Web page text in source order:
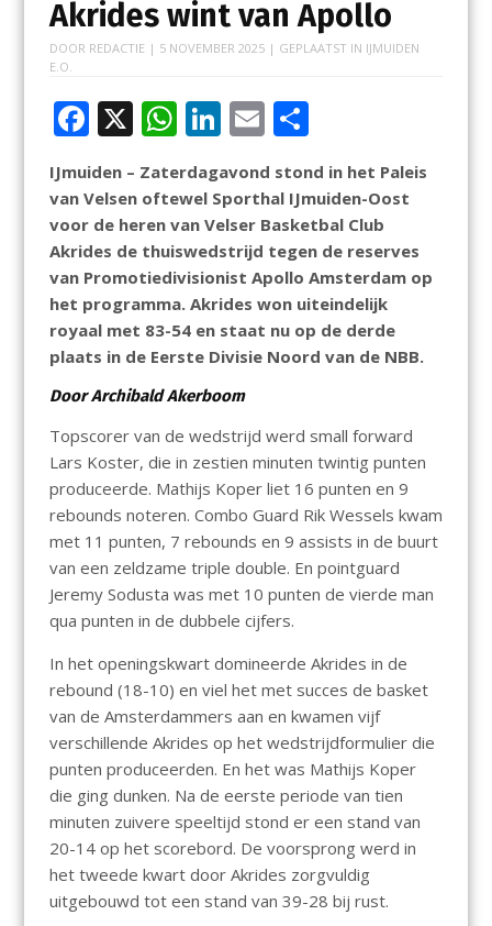
Akrides wint van Apollo
DOOR REDACTIE | 5 NOVEMBER 2025| GEPLAATST IN IJMUIDEN
E.O.
F
ac
e
b
o
o
k
X W
h
at
s
A
p
p
Li
k
e
dI
n
E
m
ai
l
D
el
e
n
IJmuiden – Zaterdagavond stond in het Paleis
van Velsen oftewel Sporthal IJmuiden-Oost
voor de heren van Velser Basketbal Club
Akrides de thuiswedstrijd tegen de reserves
van Promotiedivisionist Apollo Amsterdam op
het programma. Akrides won uiteindelijk
royaal met 83-54 en staat nu op de derde
plaats in de Eerste Divisie Noord van de NBB.
Door Archibald Akerboom
Topscorer van de wedstrijd werd small forward
Lars Koster, die in zestien minuten twintig punten
produceerde. Mathijs Koper liet 16 punten en 9
rebounds noteren. Combo Guard Rik Wessels kwam
met 11 punten, 7 rebounds en 9 assists in de buurt
van een zeldzame triple double. En pointguard
Jeremy Sodusta was met 10 punten de vierde man
qua punten in de dubbele cijfers.
In het openingskwart domineerde Akrides in de
rebound (18-10) en viel het met succes de basket
van de Amsterdammers aan en kwamen vijf
verschillende Akrides op het wedstrijdformulier die
punten produceerden. En het was Mathijs Koper
die ging dunken. Na de eerste periode van tien
minuten zuivere speeltijd stond er een stand van
20-14 op het scorebord. De voorsprong werd in
het tweede kwart door Akrides zorgvuldig
uitgebouwd tot een stand van 39-28 bij rust.